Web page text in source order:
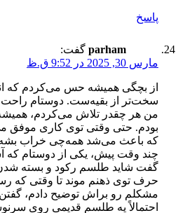
پاسخ
parham گفت:
مارس 30, 2025 در 9:52 ق.ظ
از بچگی همیشه حس می‌کردم که
سخت‌تر از بقیه‌ست. دوستام
من هر چقدر تلاش می‌کردم، همیشه
بودم. حتی وقتی توی کاری موفق
که باعث می‌شد همه‌چی خراب
چند وقت پیش، یکی از دوستام که
گفت شاید طلسم رکود و بسته شدن
حرف توی ذهنم موند تا وقتی که
مشکلم رو براش توضیح دادم،
احتمالاً یه طلسم قدیمی روی